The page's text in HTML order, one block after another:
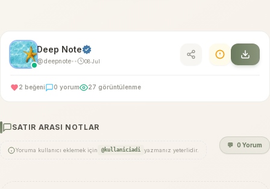
Deep Note
@deepnote• • 08 Jul
2 beğeni 0 yorum 27 görüntülenme
SATIR ARASI NOTLAR
Yoruma kullanıcı eklemek için @kullaniciadi yazmanız yeterlidir.
💬 0 Yorum